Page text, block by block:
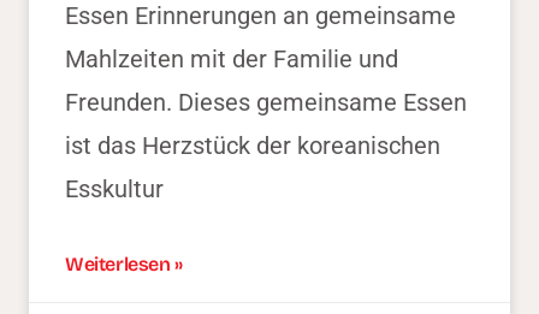
Essen Erinnerungen an gemeinsame
Mahlzeiten mit der Familie und
Freunden. Dieses gemeinsame Essen
ist das Herzstück der koreanischen
Esskultur
Weiterlesen »